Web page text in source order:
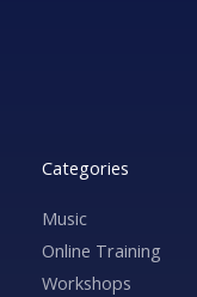
Categories
Music
Online Training
Workshops